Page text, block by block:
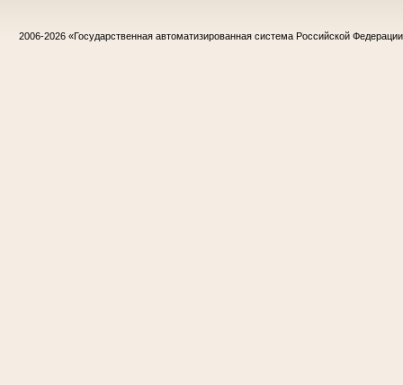
2006-2026 «Государственная автоматизированная система Российской